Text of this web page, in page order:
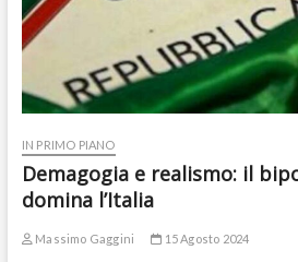
IN PRIMO PIANO
Demagogia e realismo: il
domina l’Italia
Massimo Gaggini 15 Agosto 2024